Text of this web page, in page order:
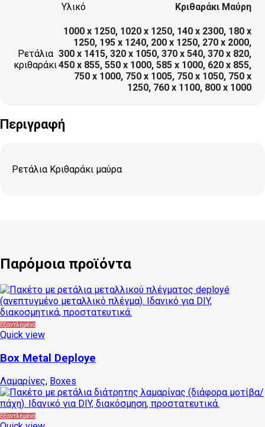
Υλικό Κριθαράκι Μαύρη
Ρετάλια
κριθαράκι
1000 x 1250, 1020 x 1250, 140 x 2300, 180 x
1250, 195 x 1240, 200 x 1250, 270 x 2000,
300 x 1415, 320 x 1050, 370 x 540, 370 x 820,
450 x 855, 550 x 1000, 585 x 1000, 620 x 855,
750 x 1000, 750 x 1005, 750 x 1050, 750 x
1250, 760 x 1100, 800 x 1000
Περιγραφή
Ρετάλια Κριθαράκι μαύρα
Παρόμοια προϊόντα
Εξαντλημένο
Quick view
Box Metal Deploye
Λαμαρίνες, Boxes
Εξαντλημένο